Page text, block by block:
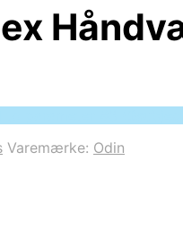
Varemærke: Odin